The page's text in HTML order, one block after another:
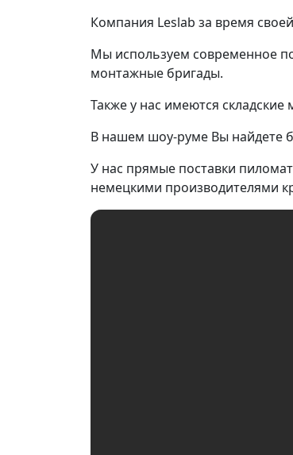
Компания Leslab за время
Мы используем современное
монтажные бригады.
Также у нас имеются
В нашем шоу-руме Вы найдете
У нас прямые поставки
немецкими производителями